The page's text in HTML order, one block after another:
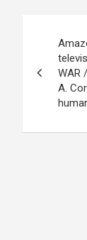
WAR
A.